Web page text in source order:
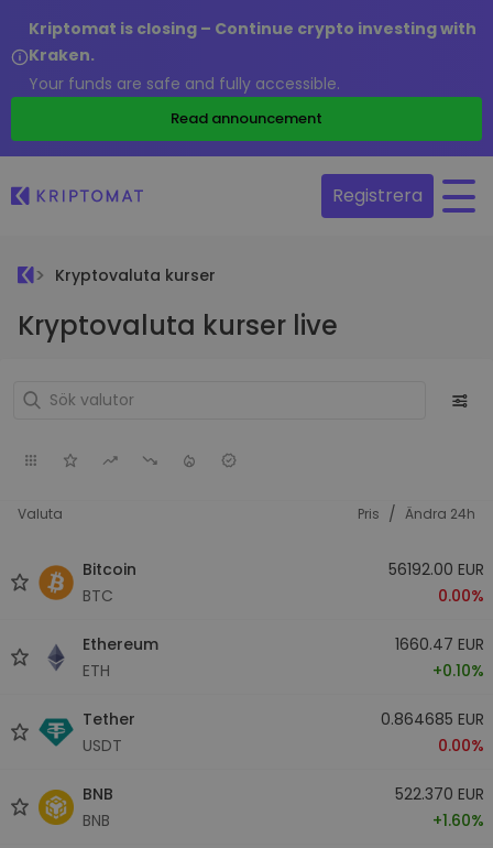
Kriptomat is closing – Continue crypto investing with
Kraken.
Your funds are safe and fully accessible.
Read announcement
Registrera
Kryptovaluta kurser
Kryptovaluta kurser live
Valuta Pris / Ändra 24h
Bitcoin
BTC
56192.00 EUR
0.00%
Ethereum
ETH
1660.47 EUR
+0.10%
Tether
USDT
0.864685 EUR
0.00%
BNB
BNB
522.370 EUR
+1.60%